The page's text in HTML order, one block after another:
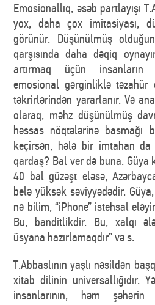
Emosionallıq, əsəb partlayışı
yox, daha çox imitasiyası,
görünür. Düşünülmüş
qarşısında daha dəqiq
artırmaq üçün insanların
emosional gərginliklə təzahür
təkrirlərindən yararlanır. Və
olaraq, məhz düşünülmüş
həssas nöqtələrinə basmağı
keçirsən, hələ bir imtahan
qardaş? Bal ver də buna.
40 bal güzəşt eləsə,
belə yüksək səviyyədədir. Güya,
nə bilim, “iPhone” istehsal
Bu, banditlikdir. Bu, xalqı
üsyana hazırlamaqdır” və s.
T.Abbaslının yaşlı nəsildən
xitab dilinin universallığıdır.
insanlarının, həm